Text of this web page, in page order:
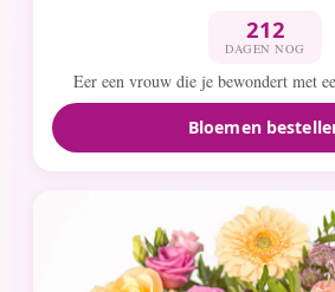
212
DAGEN NOG
Eer een vrouw die je bewondert met
Bloemen